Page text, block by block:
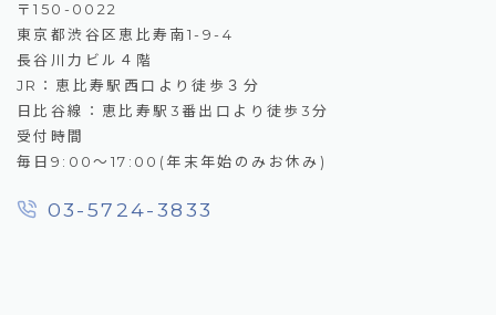
〒150-0022
東京都渋谷区恵比寿南1-9-4
長谷川力ビル４階
JR：恵比寿駅西口より徒歩３分
日比谷線：恵比寿駅3番出口より徒歩3分
受付時間
毎日9:00～17:00(年末年始のみお休み)
03-5724-3833